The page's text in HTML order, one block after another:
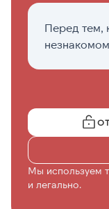
Перед тем,
Мы используем
и легально.